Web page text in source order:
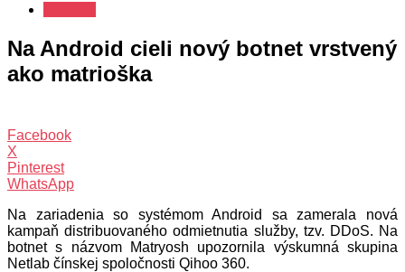
Na Android cieli nový botnet vrstvený
ako matrioška
Facebook
X
Pinterest
WhatsApp
Na zariadenia so systémom Android sa zamerala nová
kampaň distribuovaného odmietnutia služby, tzv. DDoS. Na
botnet s názvom Matryosh upozornila výskumná skupina
Netlab čínskej spoločnosti Qihoo 360.